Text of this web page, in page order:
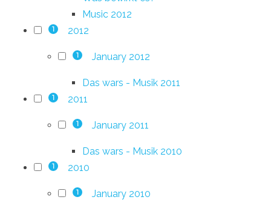
Music 2012
1 2012
1 January 2012
Das wars - Musik 2011
1 2011
1 January 2011
Das wars - Musik 2010
1 2010
1 January 2010